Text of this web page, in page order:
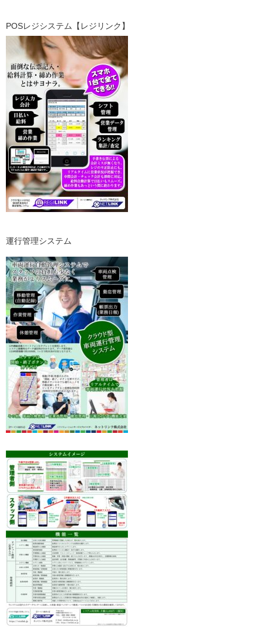
POSレジシステム【レジリンク】
運行管理システム